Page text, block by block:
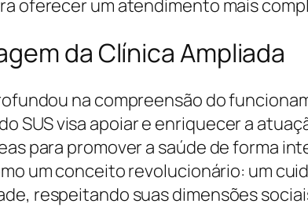
oferecer um atendimento mais
da Clínica Ampliada
na compreensão do
SUS visa apoiar e enriquecer a
para promover a saúde de forma
um conceito revolucionário: um
respeitando suas dimensões